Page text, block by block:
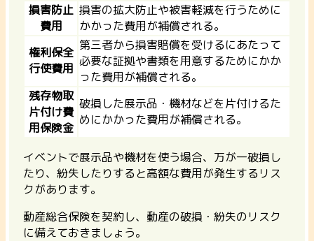
損害防止
費用
損害の拡大防止や被害軽減を行うために
かかった費用が補償される。
権利保全
行使費用
第三者から損害賠償を受けるにあたって
必要な証拠や書類を用意するためにかか
った費用が補償される。
残存物取
片付け費
用保険金
破損した展示品・機材などを片付けるた
めにかかった費用が補償される。
イベントで展示品や機材を使う場合、万が一破損し
たり、紛失したりすると高額な費用が発生するリス
クがあります。
動産総合保険を契約し、動産の破損・紛失のリスク
に備えておきましょう。